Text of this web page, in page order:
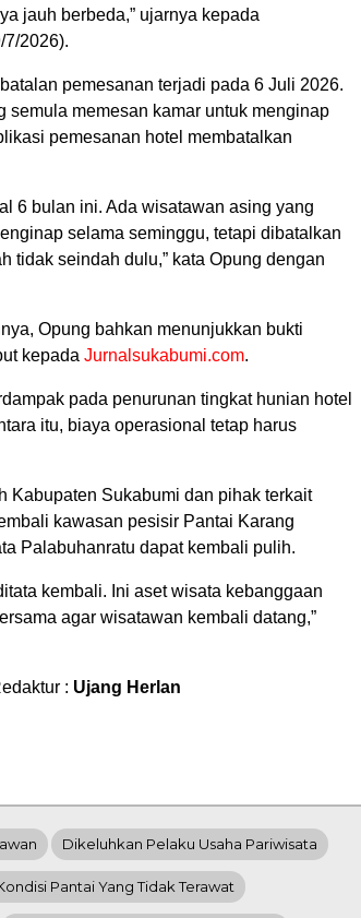
jauh berbeda,” ujarnya kepada
7/2026).
pemesanan terjadi pada 6 Juli 2026.
semula memesan kamar untuk menginap
pemesanan hotel membatalkan
6 bulan ini. Ada wisatawan asing yang
selama seminggu, tetapi dibatalkan
tidak seindah dulu,” kata Opung dengan
Opung bahkan menunjukkan bukti
kepada Jurnalsukabumi.com.
pada penurunan tingkat hunian hotel
itu, biaya operasional tetap harus
Kabupaten Sukabumi dan pihak terkait
kawasan pesisir Pantai Karang
Palabuhanratu dapat kembali pulih.
kembali. Ini aset wisata kebanggaan
agar wisatawan kembali datang,”
: Ujang Herlan
Dikeluhkan Pelaku Usaha Pariwisata
Pantai Yang Tidak Terawat